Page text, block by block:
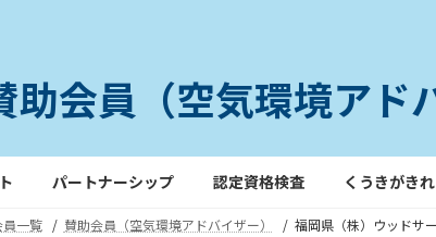
助会員（空気環境アド
パートナーシップ 認定資格検査 くうきがき
員一覧 賛助会員（空気環境アドバイザー） 福岡県（株）ウッドサ